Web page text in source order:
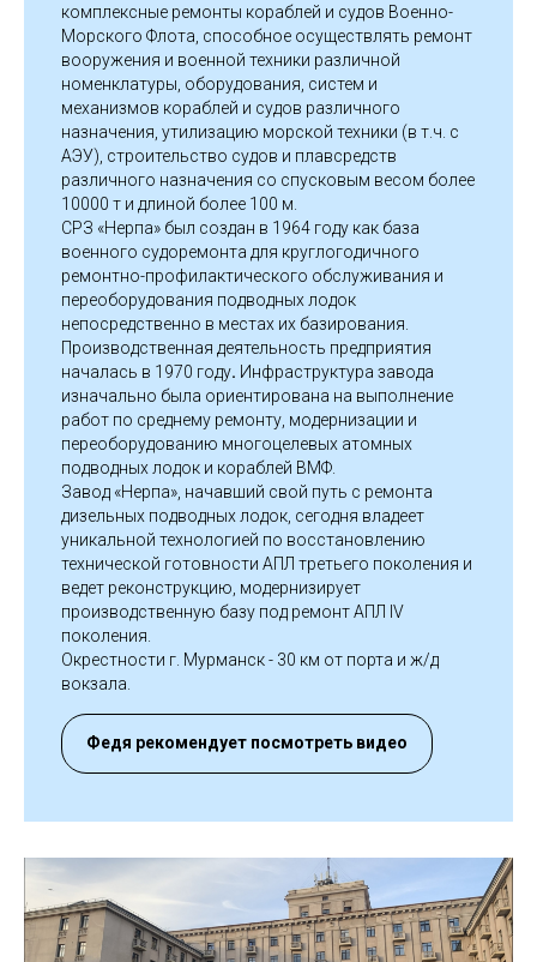
комплексные ремонты кораблей и судов Военно-
Морского Флота, способное осуществлять ремонт
вооружения и военной техники различной
номенклатуры, оборудования, систем и
механизмов кораблей и судов различного
назначения, утилизацию морской техники (в т.ч. с
АЭУ), строительство судов и плавсредств
различного назначения со спусковым весом более
10000 т и длиной более 100 м.
СРЗ «Нерпа» был создан в 1964 году как база
военного судоремонта для круглогодичного
ремонтно-профилактического обслуживания и
переоборудования подводных лодок
непосредственно в местах их базирования.
Производственная деятельность предприятия
началась в 1970 году. Инфраструктура завода
изначально была ориентирована на выполнение
работ по среднему ремонту, модернизации и
переоборудованию многоцелевых атомных
подводных лодок и кораблей ВМФ.
Завод «Нерпа», начавший свой путь с ремонта
дизельных подводных лодок, сегодня владеет
уникальной технологией по восстановлению
технической готовности АПЛ третьего поколения и
ведет реконструкцию, модернизирует
производственную базу под ремонт АПЛ IV
поколения.
Окрестности г. Мурманск - 30 км от порта и ж/д
вокзала.
Федя рекомендует посмотреть видео